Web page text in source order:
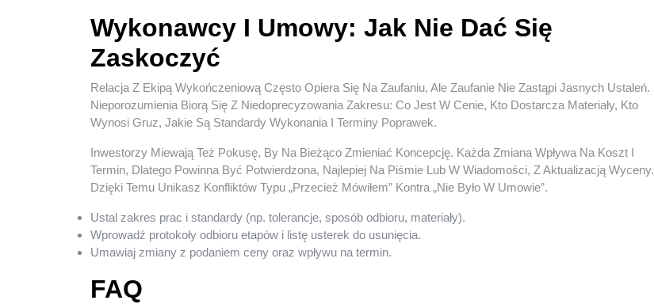
Wykonawcy I Umowy: Jak Nie Dać Się
Zaskoczyć
Relacja Z Ekipą Wykończeniową Często Opiera Się Na Zaufaniu, Ale Zaufanie Nie Zastąpi Jasnych Ustaleń.
Nieporozumienia Biorą Się Z Niedoprecyzowania Zakresu: Co Jest W Cenie, Kto Dostarcza Materiały, Kto
Wynosi Gruz, Jakie Są Standardy Wykonania I Terminy Poprawek.
Inwestorzy Miewają Też Pokusę, By Na Bieżąco Zmieniać Koncepcję. Każda Zmiana Wpływa Na Koszt I
Termin, Dlatego Powinna Być Potwierdzona, Najlepiej Na Piśmie Lub W Wiadomości, Z Aktualizacją Wyceny.
Dzięki Temu Unikasz Konfliktów Typu „przecież Mówiłem” Kontra „nie Było W Umowie”.
Ustal zakres prac i standardy (np. tolerancje, sposób odbioru, materiały).
Wprowadź protokoły odbioru etapów i listę usterek do usunięcia.
Umawiaj zmiany z podaniem ceny oraz wpływu na termin.
FAQ